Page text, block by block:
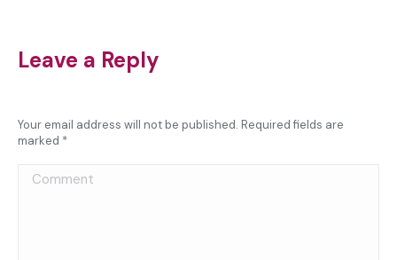
Leave a Reply
Your email address will not be published. Required fields are
marked *
Comment